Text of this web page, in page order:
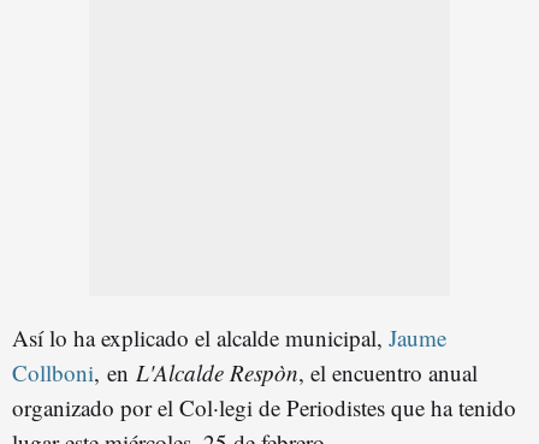
Así lo ha explicado el alcalde municipal, Jaume
Collboni, en L'Alcalde Respòn, el encuentro anual
organizado por el Col·legi de Periodistes que ha tenido